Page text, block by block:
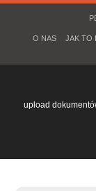
O NAS JAK TO
upload